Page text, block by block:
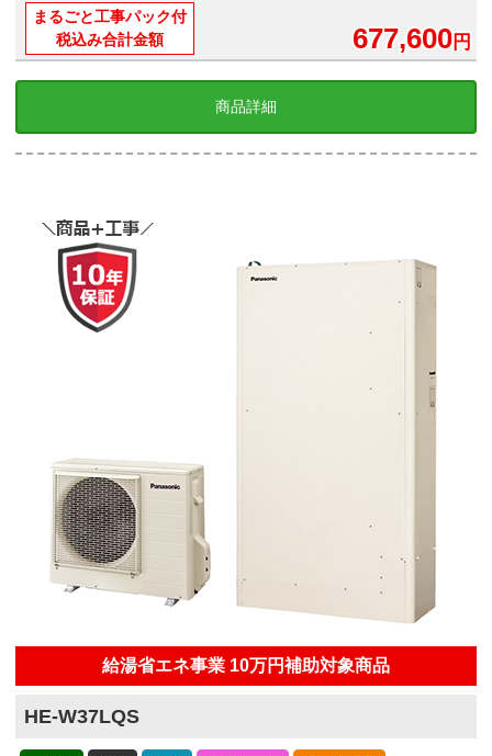
まるごと工事パック付
税込み合計金額
677,600円
商品詳細
給湯省エネ事業 10万円補助対象商品
HE-W37LQS